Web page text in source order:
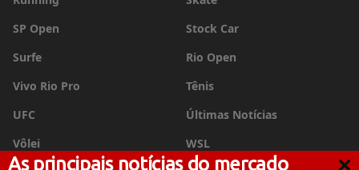
As principais notícias do mercado
SP Open
Stock Car
Surfe
Rio Open
Vivo Rio Pro
Tênis
UFC
Últimas Notícias
Vôlei
WSL